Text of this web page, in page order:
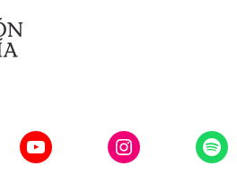
YouTubeInstagram